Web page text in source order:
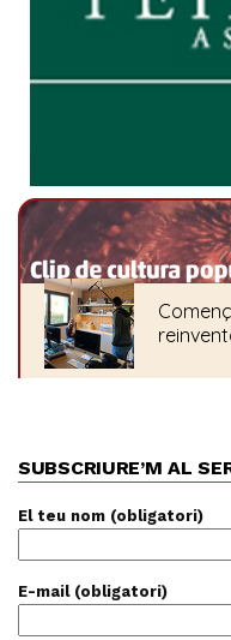
SUBSCRIURE’M AL
El teu nom (obligatori)
E-mail (obligatori)